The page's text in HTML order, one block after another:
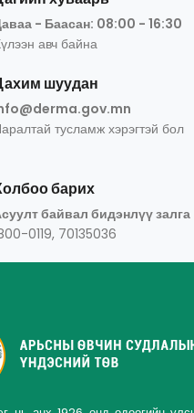
- Баасан: 08:00 - 16:30
авч байна
шуудан
тусламж хэрэгтэй бол
барих
байвал бидэнлүү залга
0119, 70135036